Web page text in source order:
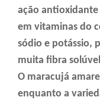
ação antioxidante
em vitaminas do
sódio e potássio,
muita fibra
O maracujá
enquanto a